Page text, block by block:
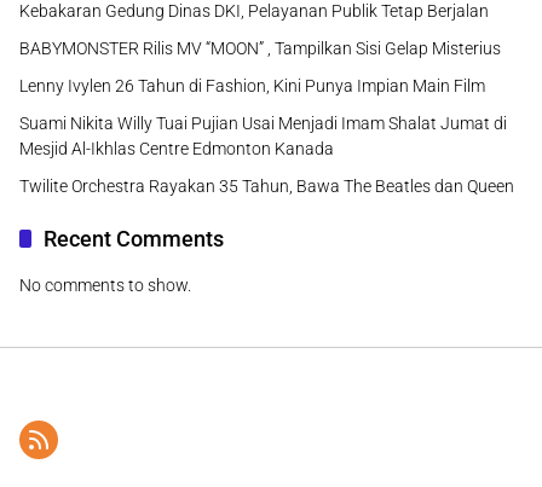
Kebakaran Gedung Dinas DKI, Pelayanan Publik Tetap Berjalan
BABYMONSTER Rilis MV “MOON” , Tampilkan Sisi Gelap Misterius
Lenny Ivylen 26 Tahun di Fashion, Kini Punya Impian Main Film
Suami Nikita Willy Tuai Pujian Usai Menjadi Imam Shalat Jumat di
Mesjid Al-Ikhlas Centre Edmonton Kanada
Twilite Orchestra Rayakan 35 Tahun, Bawa The Beatles dan Queen
Recent Comments
No comments to show.